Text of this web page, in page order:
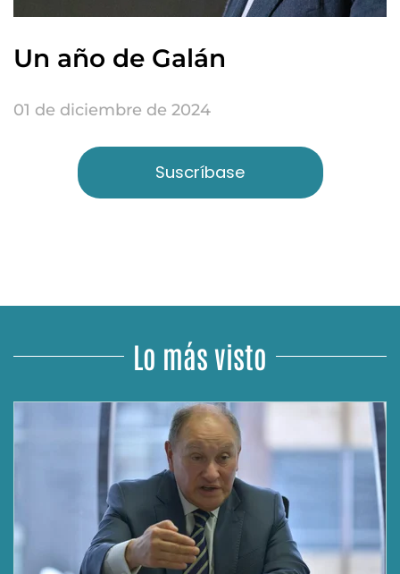
Un año de Galán
01 de diciembre de 2024
Suscríbase
Lo más visto